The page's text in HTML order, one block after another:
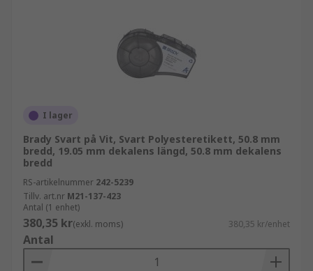
I lager
Brady Svart på Vit, Svart Polyesteretikett, 50.8 mm
bredd, 19.05 mm dekalens längd, 50.8 mm dekalens
bredd
RS-artikelnummer 242-5239
Tillv. art.nr M21-137-423
Antal (1 enhet)
380,35 kr(exkl. moms) 380,35 kr/enhet
Antal